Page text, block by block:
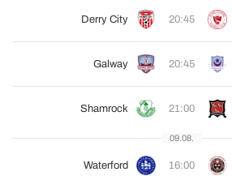
Derry City 20:45
Galway 20:45
Shamrock 21:00
09.08.
Waterford 16:00